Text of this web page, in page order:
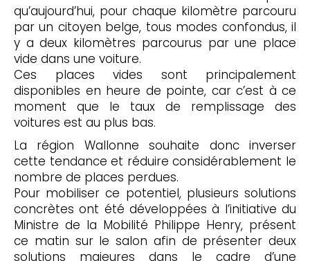
qu’aujourd’hui, pour chaque kilomètre parcouru
par un citoyen belge, tous modes confondus, il
y a deux kilomètres parcourus par une place
vide dans une voiture.
Ces places vides sont principalement
disponibles en heure de pointe, car c’est à ce
moment que le taux de remplissage des
voitures est au plus bas.
La région Wallonne souhaite donc inverser
cette tendance et réduire considérablement le
nombre de places perdues.
Pour mobiliser ce potentiel, plusieurs solutions
concrètes ont été développées à l’initiative du
Ministre de la Mobilité Philippe Henry, présent
ce matin sur le salon afin de présenter deux
solutions majeures dans le cadre d’une